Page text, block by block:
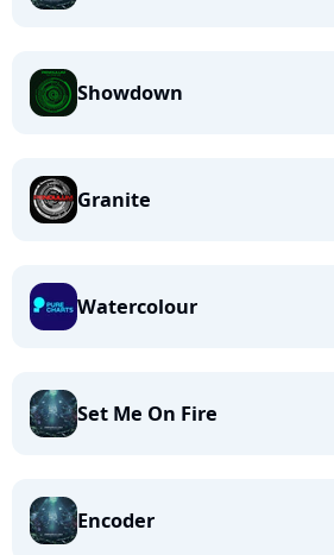
Showdown
Granite
Watercolour
Set Me On Fire
Encoder